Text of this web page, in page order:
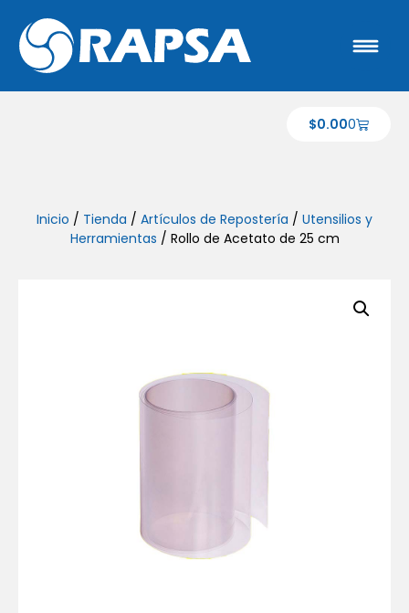
$0.000
Inicio / Tienda / Artículos de Repostería / Utensilios y
Herramientas / Rollo de Acetato de 25 cm